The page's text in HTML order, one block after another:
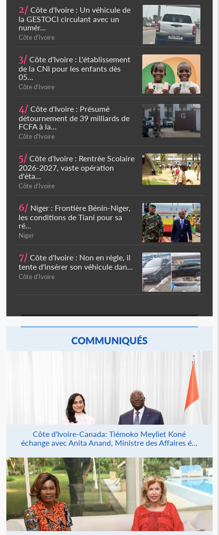
2/ Côte d'Ivoire : Un véhicule de
la GESTOCI circulant avec un
numér...
Côte d'Ivoire
3/ Côte d'Ivoire : L'établissement
de la CNI pour les enfants dès
05...
Côte d'Ivoire
4/ Côte d'Ivoire : Présumé
détournement de 39 milliards de
FCFA à la...
Côte d'Ivoire
5/ Côte d'Ivoire : Rentrée Scolaire
2026-2027, vaste opération
d'éta...
Côte d'Ivoire
6/ Niger : Frontière Bénin-Niger,
les conditions de Tiani pour sa
ré...
Niger
7/ Côte d'Ivoire : Non en règle, il
tente d'insérer son véhicule dan...
Côte d'Ivoire
COMMUNIQUÉS
Côte d'Ivoire-Canada: Tiémoko Meyliet Koné
échange avec Anita Anand, Ministre des Affaires é...